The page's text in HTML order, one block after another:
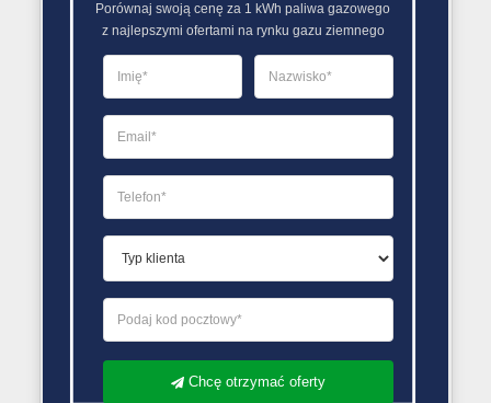
RYNEK GAZU AKTUALNOŚCI
gazu w Polsce. Dane URE
28 grudnia 2018 Błażej
RYNEK GAZU AKTUALNOŚCI
Porównaj swoją cenę za 1 kWh paliwa gazowego
z najlepszymi ofertami na rynku gazu ziemnego
Chcę otrzymać oferty